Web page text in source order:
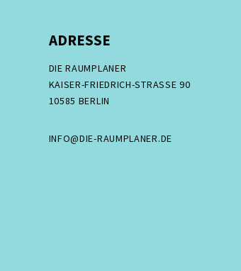
ADRESSE
DIE RAUMPLANER
KAISER-FRIEDRICH-STRASSE 90
10585 BERLIN
INFO@DIE-RAUMPLANER.DE